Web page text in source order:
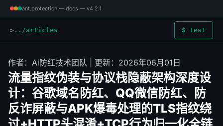
ant.protection — docs — v4.2.1
../articles $ test
作者：Ai防红技术团队 | 更新：2026年06月01日
流量指纹伪装与协议栈隐蔽架构深度设
计：谷歌域名防红、QQ微信防红、防
反诈屏蔽与APK爆毒处理的TLS指纹绕